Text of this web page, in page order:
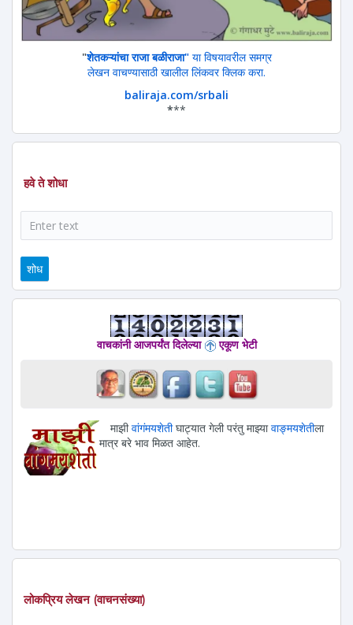
"शेतकऱ्यांचा राजा बळीराजा"या विषयावरील समग्र
लेखन वाचण्यासाठी खालील लिंकवर क्लिक करा.
baliraja.com/srbali
***
हवे ते शोधा
शोध
वाचकांनी आजपर्यंत दिलेल्या एकूण भेटी
माझीवांगंमयशेतीघाट्यात गेली परंतु माझ्यावाङ्मयशेतीला
मात्र बरे भाव मिळत आहेत.
लोकप्रिय लेखन (वाचनसंख्या)